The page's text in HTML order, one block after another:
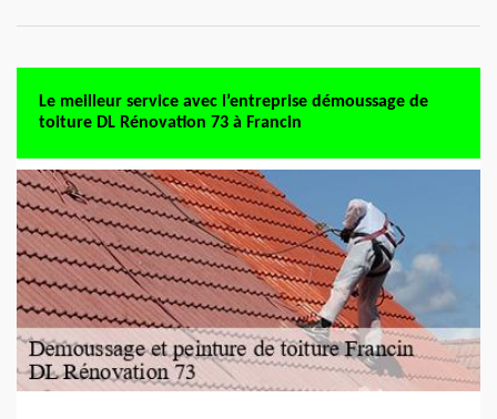
Le meilleur service avec l’entreprise démoussage de
toiture DL Rénovation 73 à Francin